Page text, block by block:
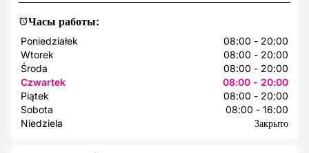
Часы работы:
Poniedziałek
08:00 - 20:00
Wtorek
08:00 - 20:00
Środa
08:00 - 20:00
Czwartek
08:00 - 20:00
Piątek
08:00 - 20:00
Sobota
08:00 - 16:00
Niedziela
Закрыто